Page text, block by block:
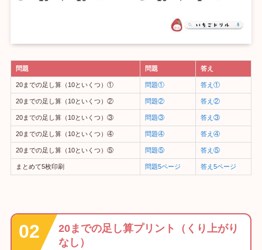
問題 問題 答え
20までの足し算（10といくつ）① 問題① 答え①
20までの足し算（10といくつ）② 問題② 答え②
20までの足し算（10といくつ）③ 問題③ 答え③
20までの足し算（10といくつ）④ 問題④ 答え④
20までの足し算（10といくつ）⑤ 問題⑤ 答え⑤
まとめて5枚印刷 問題5ページ 答え5ページ
20までの足し算プリント（くり上がり
なし）